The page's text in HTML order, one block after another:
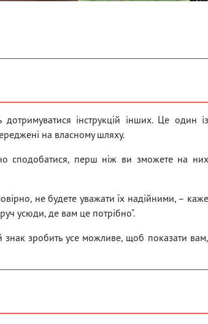
інструкцій інших. Це один із
на власному шляху.
сподобатися, перш ніж ви зможете на них
не будете уважати їх надійними, – каже
усюди, де вам це потрібно".
зробить усе можливе, щоб показати вам,